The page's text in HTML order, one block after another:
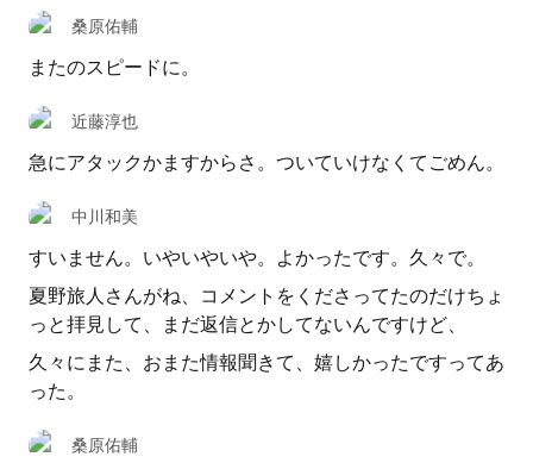
桑原佑輔
またのスピードに。
近藤淳也
急にアタックかますからさ。ついていけなくてごめん。
中川和美
すいません。いやいやいや。よかったです。久々で。
夏野旅人さんがね、コメントをくださってたのだけちょ
っと拝見して、まだ返信とかしてないんですけど、
久々にまた、おまた情報聞きて、嬉しかったですってあ
った。
桑原佑輔